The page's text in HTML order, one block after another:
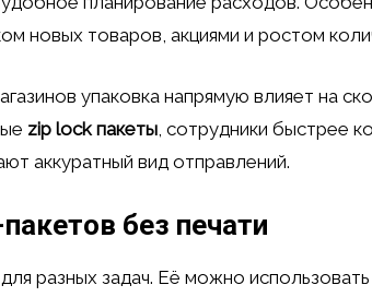
новых товаров, акциями и ростом
упаковка напрямую влияет на
zip lock пакеты , сотрудники быстрее
аккуратный вид отправлений.
без печати
разных задач. Её можно